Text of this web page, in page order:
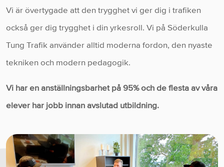
Vi är övertygade att den trygghet vi ger dig i trafiken
också ger dig trygghet i din yrkesroll. Vi på Söderkulla
Tung Trafik använder alltid moderna fordon, den nyaste
tekniken och modern pedagogik.
Vi har en anställningsbarhet på 95% och de flesta av våra
elever har jobb innan avslutad utbildning.